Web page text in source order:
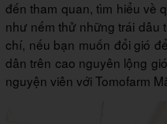
đến tham quan, tìm hiểu về
như nếm thử những trái dâu
chí, nếu bạn muốn đổi gió
dân trên cao nguyên lộng
nguyện viên với Tomofarm